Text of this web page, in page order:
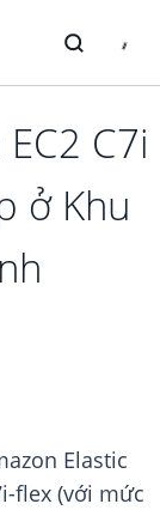
C7i
ở Khu
Elastic
flex (với mức